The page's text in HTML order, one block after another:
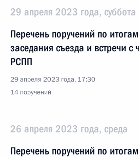
29 апреля 2023 года, суббота
Перечень поручений по
заседания съезда и встречи
РСПП
29 апреля 2023 года, 17:30
14 поручений
26 апреля 2023 года, среда
Перечень поручений по